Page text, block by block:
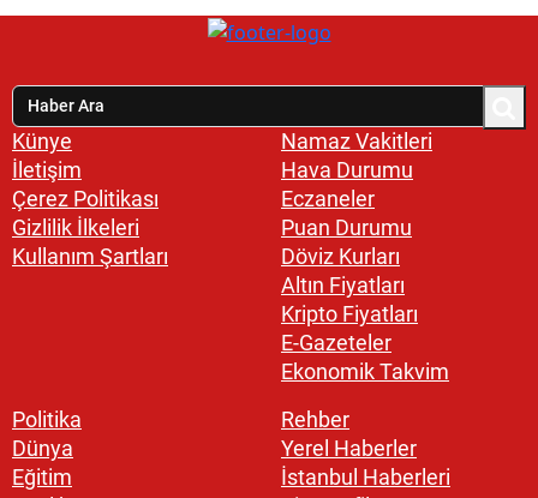
Künye
İletişim
Çerez Politikası
Gizlilik İlkeleri
Kullanım Şartları
Namaz Vakitleri
Hava Durumu
Eczaneler
Puan Durumu
Döviz Kurları
Altın Fiyatları
Kripto Fiyatları
E-Gazeteler
Ekonomik Takvim
Politika
Dünya
Eğitim
Rehber
Yerel Haberler
İstanbul Haberleri